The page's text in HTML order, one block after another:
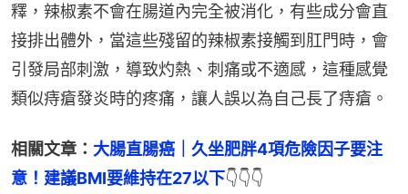
釋，辣椒素不會在腸道內完全被消化，有些成分會直
接排出體外，當這些殘留的辣椒素接觸到肛門時，會
引發局部刺激，導致灼熱、刺痛或不適感，這種感覺
類似痔瘡發炎時的疼痛，讓人誤以為自己長了痔瘡。
相關文章： 大腸直腸癌｜久坐肥胖4項危險因子要注
意！建議BMI要維持在27以下👇👇👇